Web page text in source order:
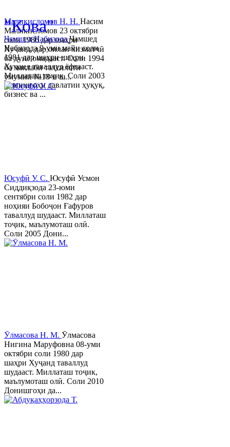
Ҷамшед НабизодаҶамшед
Набизода 9-уми майи соли
1981 дар шаҳри шаҳри
Хуҷанд таваллуд ёфтааст.
Миллаташ тоҷик. Соли 2003
Донишгоҳи давлатии ҳуқуқ,
бизнес ва ...
Маликисломов Н. Н. Насим
Маликисломов 23 октябри
соли 1986 дар шаҳри
Хуҷанд, дар оилаи хизматчӣ
ба дунё омадааст. Соли 1994
ба мактаби таҳсилоти
умумии №18-и ш...
Юсуфӣ У. C. Юсуфӣ Усмон
Сиддиқзода 23-юми
сентябри соли 1982 дар
ноҳияи Бобоҷон Ғафуров
таваллуд шудааст. Миллаташ
тоҷик, маълумоташ олӣ.
Соли 2005 Дони...
Ӯлмасова Н. М. Ӯлмасова
Нигина Маруфовна 08-уми
октябри соли 1980 дар
шаҳри Хуҷанд таваллуд
шудааст. Миллаташ тоҷик,
маълумоташ олӣ. Соли 2010
Донишгоҳи да...
"Кова"